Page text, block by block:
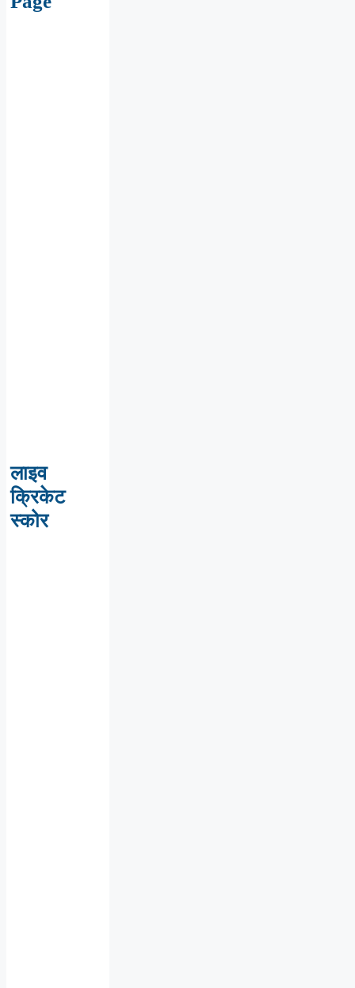
लाइव
क्रिकेट
स्कोर